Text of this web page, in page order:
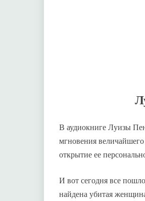
В аудиокниге Луизы
мгновения
открытие ее
И вот сегодня все
найдена убитая